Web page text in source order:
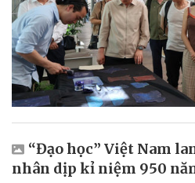
“Đạo học” Việt Nam
nhân dịp kỉ niệm 950